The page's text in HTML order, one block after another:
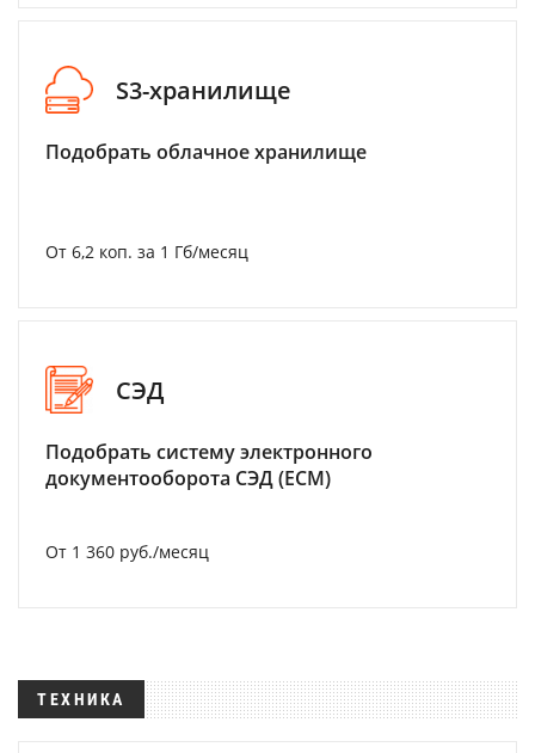
S3-хранилище
Подобрать облачное хранилище
От 6,2 коп. за 1 Гб/месяц
СЭД
Подобрать систему электронного
документооборота СЭД (ECM)
От 1 360 руб./месяц
ТЕХНИКА